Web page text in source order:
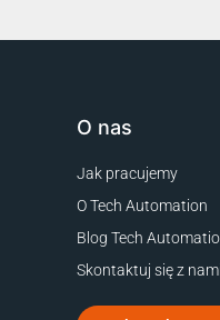
O nas
Jak pracujemy
O Tech Automation
Blog Tech
Skontaktuj się z nami